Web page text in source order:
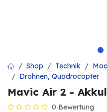
Shop Technik
Drohnen, Quadrocopter
Mavic Air 2 -
0 Bewertung